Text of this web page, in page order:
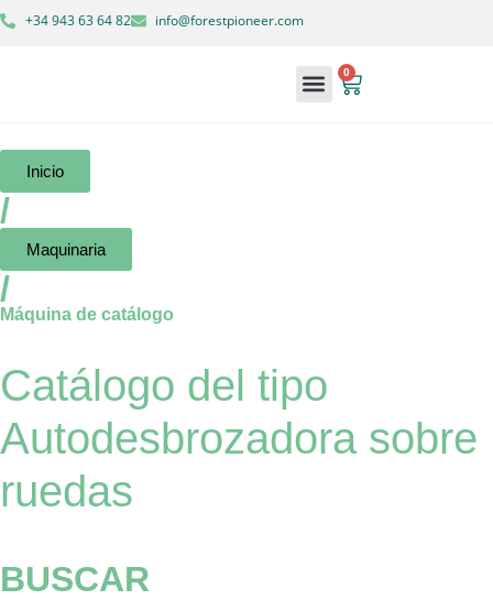
+34 943 63 64 82 info@forestpioneer.com
0
Inicio
/
Maquinaria
/
Máquina de catálogo
Catálogo del tipo
Autodesbrozadora sobre
ruedas
BUSCAR